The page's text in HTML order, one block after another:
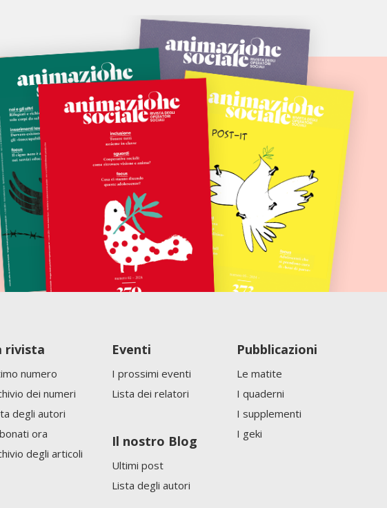
rivista
numero
dei numeri
degli autori
ora
degli articoli
Eventi
I prossimi eventi
Lista dei relatori
Il nostro Blog
Ultimi post
Lista degli autori
Pubblicazioni
Le matite
I quaderni
I supplementi
I geki